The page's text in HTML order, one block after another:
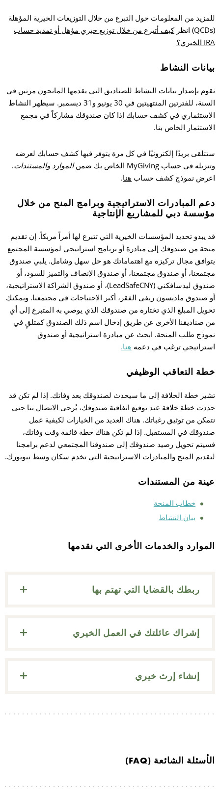
للمزيد من المعلومات حول التبرع من خلال التوزيعات الخيرية المؤهلة
(QCDs) انظر
كيف أتبرع من خلال توزيع خيري مؤهل أو تمديد حساب
IRA الخيري؟
بيانات النشاط
نقوم بإصدار بيانات النشاط للصناديق التي يقدمها المانحون مرتين في
السنة، للفترتين المنتهيتين في 30 يونيو و31 ديسمبر. سيظهر النشاط
الاستثماري في كشف حسابك إذا كان صندوقك مشاركاً في مجمع
الاستثمار الخاص بنا.
ستتلقى بريدًا إلكترونيًا في كل مرة يتوفر فيها كشف حسابك لعرضه
وتنزيله في حساب MyGiving الخاص بك ضمن
الموارد والمستندات.
اعرض نموذج كشف حساب هنا.
دعم المبادرات الاستراتيجية وبرامج المنح من خلال
مؤسسة دبي للمشاريع الإنتاجية
قد يبدو تحديد المؤسسات الخيرية التي تتبرع لها أمراً مربكاً. إن تقديم
منحة من صندوقك إلى مبادرة أو برنامج استراتيجي لمؤسسة المجتمع
يتوافق مجال تركيزه مع اهتماماتك هو حل سهل وشامل. يلبي صندوق
مجتمعنا، أو صندوق مجتمعنا، أو صندوق الإنصاف والتميز للسود، أو
صندوق ليدسافكني (LeadSafeCNY)، أو صندوق الشراكة الاستراتيجية،
أو صندوق ماديسون ريفي الفقر، أكبر الاحتياجات في مجتمعنا. ويمكنك
تحويل المبلغ الذي تختاره من صندوقك الذي يوصي به المتبرع إلى أي
من صناديقنا الأخرى عن طريق إدخال اسم ذلك الصندوق كمتلقٍ في
نموذج طلب المنحة. ابحث عن مبادرة استراتيجية أو صندوق
استراتيجي ترغب في دعمه هنا.
خطة التعاقب الوظيفي
تشير خطة الخلافة إلى ما سيحدث لصندوقك بعد وفاتك. إذا لم تكن قد
حددت خطة خلافة عند توقيع اتفاقية صندوقك، يُرجى الاتصال بنا حتى
نتمكن من توثيق رغباتك. هناك العديد من الخيارات لكيفية عمل
صندوقك في المستقبل. إذا لم تكن هناك خطة قائمة وقت وفاتك،
فسيتم تحويل رصيد صندوقك إلى صندوقنا المجتمعي لدعم برامجنا
لتقديم المنح والمبادرات الاستراتيجية التي تخدم سكان وسط نيويورك.
عينة من المستندات
خطاب المنحة
بيان النشاط
الموارد والخدمات الأخرى التي نقدمها
ربطك بالقضايا التي تهتم بها
إشراك عائلتك في العمل الخيري
إنشاء إرث خيري
الأسئلة الشائعة (FAQ)